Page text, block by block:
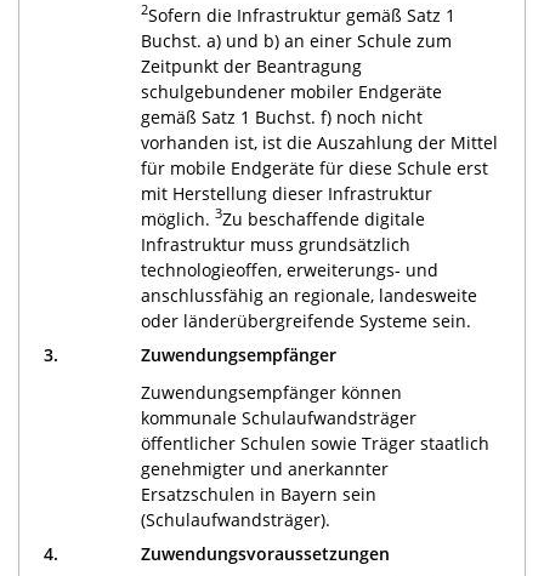
2Sofern die Infrastruktur gemäß Satz 1
Buchst. a) und b) an einer Schule zum
Zeitpunkt der Beantragung
schulgebundener mobiler Endgeräte
gemäß Satz 1 Buchst. f) noch nicht
vorhanden ist, ist die Auszahlung der Mittel
für mobile Endgeräte für diese Schule erst
mit Herstellung dieser Infrastruktur
möglich. 3Zu beschaffende digitale
Infrastruktur muss grundsätzlich
technologieoffen, erweiterungs- und
anschlussfähig an regionale, landesweite
oder länderübergreifende Systeme sein.
3.
Zuwendungsempfänger
Zuwendungsempfänger können
kommunale Schulaufwandsträger
öffentlicher Schulen sowie Träger staatlich
genehmigter und anerkannter
Ersatzschulen in Bayern sein
(Schulaufwandsträger).
4.
Zuwendungsvoraussetzungen